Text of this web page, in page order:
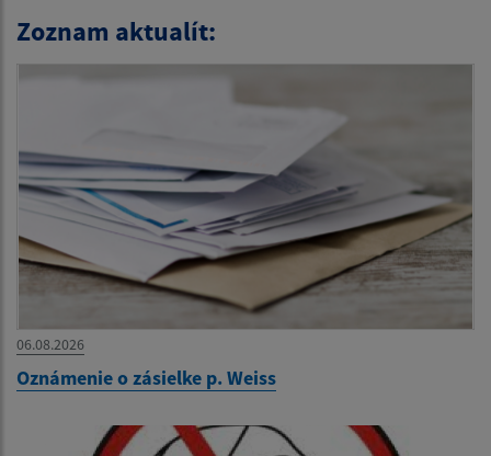
Zoznam aktualít:
06.08.2026
Oznámenie o zásielke p. Weiss